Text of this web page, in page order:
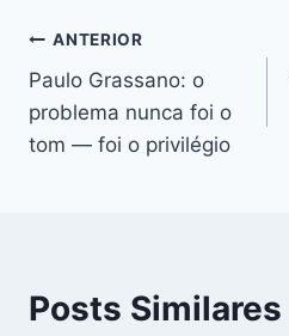
Navegação
de
Post
ANTERIOR
Paulo Grassano: o
problema nunca foi o
tom — foi o privilégio
Posts Similares